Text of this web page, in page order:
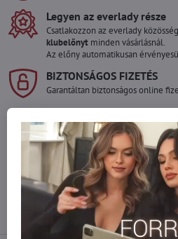
Legyen az everlady része
Csatlakozzon az everlady
klubelőnyt minden vásárlásnál.
Az előny automatikusan
BIZTONSÁGOS FIZETÉS
Garantáltan biztonságos online
Szeretne több
amennyi raktáron van?
Ne habozzon kapcsolatba lépni
info​@everlady​.eu